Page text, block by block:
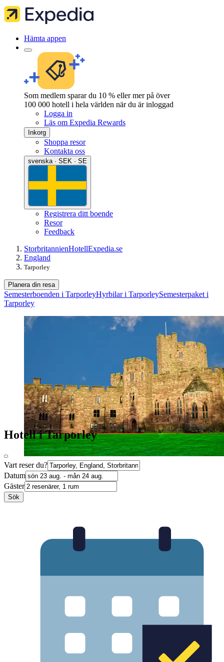
Hämta appen
Som medlem sparar du 10 % eller mer på över
100 000 hotell i hela världen när du är inloggad
Logga in
Läs om Expedia Rewards
Inkorg
Shoppa resor
Kontakta oss
svenska · SEK · SE
Registrera ditt boende
Resor
Feedback
StorbritannienHotellExpedia.se
England
Tarporley
Planera din resa
Semesterboenden i TarporleyHyrbilar i TarporleySemesterpaket i
Tarporley
Hotell i Tarporley
Vart reser du?
Datum
Gäster
Sök